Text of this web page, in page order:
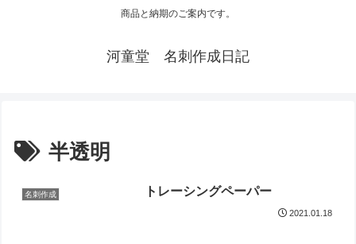
商品と納期のご案内です。
河童堂 名刺作成日記
半透明
名刺作成 トレーシングペーパー
2021.01.18